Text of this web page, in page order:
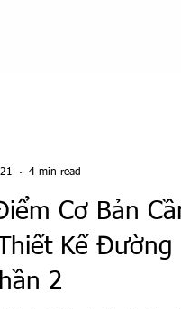
4 min read
Cơ Bản Cần
Kế Đường